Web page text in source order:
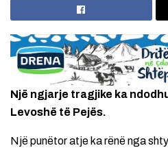
Një ngjarje tragjike ka
Levoshë të Pejës.
Një punëtor atje ka rënë nga